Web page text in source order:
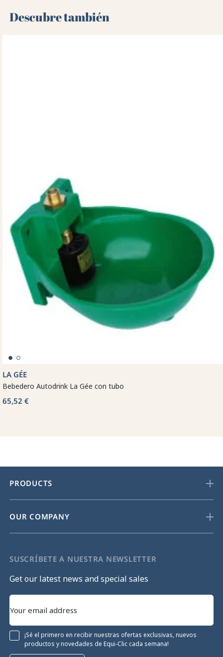
Descubre también 🌻
LA GÉE
Bebedero Autodrink La Gée con tubo
65,52 €
PRODUCTS
OUR COMPANY
SUSCRÍBETE A NUESTRA NEWSLETTER
Get our latest news and special sales
¡Sé el primero en recibir nuestras ofertas exclusivas, nuevos
productos y novedades de Equi-Clic cada semana!